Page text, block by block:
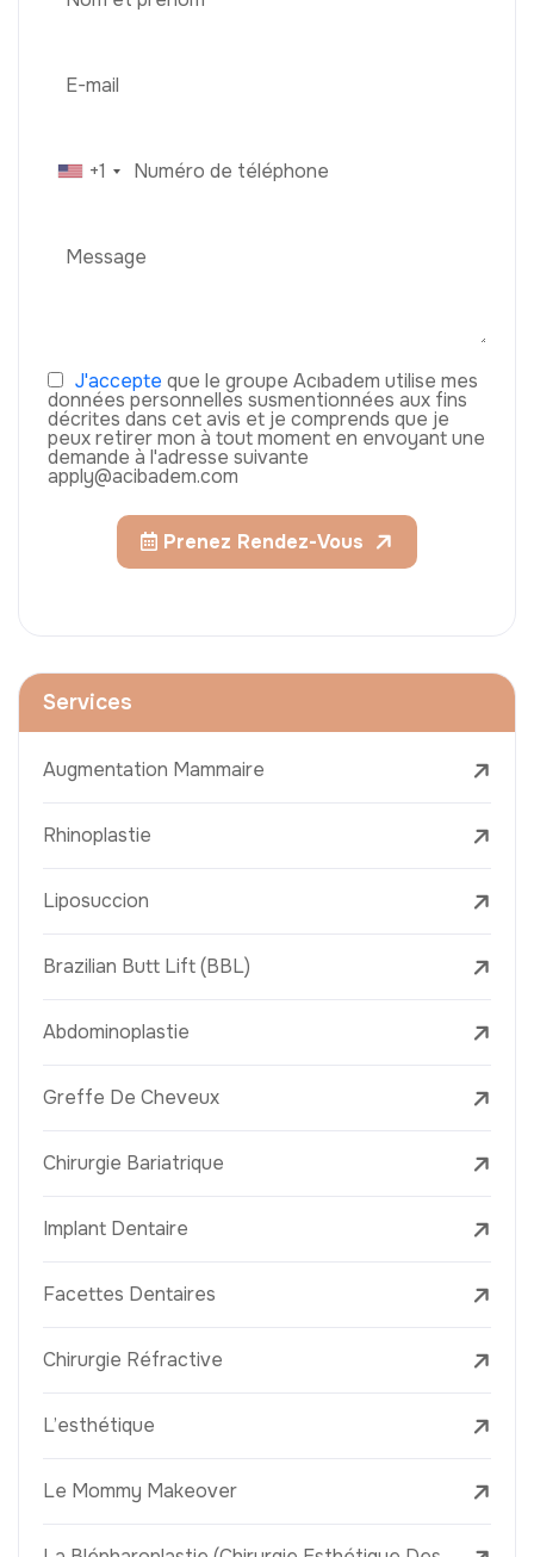
+1
J'accepte que le groupe Acıbadem utilise mes
données personnelles susmentionnées aux fins
décrites dans cet avis et je comprends que je
peux retirer mon à tout moment en envoyant une
demande à l'adresse suivante
apply@acibadem.com
Prenez Rendez-Vous
Services
Augmentation Mammaire
Rhinoplastie
Liposuccion
Brazilian Butt Lift (BBL)
Abdominoplastie
Greffe De Cheveux
Chirurgie Bariatrique
Implant Dentaire
Facettes Dentaires
Chirurgie Réfractive
L’esthétique
Le Mommy Makeover